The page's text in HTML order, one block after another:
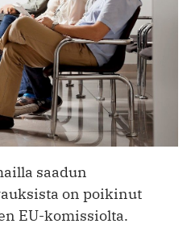
saadun
on poikinut
EU-komissiolta.